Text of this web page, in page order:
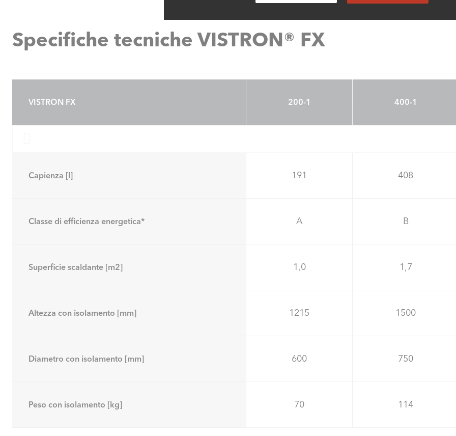
Specifiche tecniche VISTRON® FX
VISTRON FX 200-1 400-1
Capienza [l] 191 408
Classe di efficienza energetica* A B
Superficie scaldante [m2] 1,0 1,7
Altezza con isolamento [mm] 1215 1500
Diametro con isolamento [mm] 600 750
Peso con isolamento [kg] 70 114